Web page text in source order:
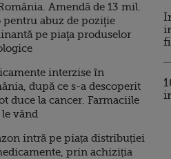
Amendă de 13 mil.
pentru abuz de poziţie
pe piaţa produselor
interzise în
după ce s-a descoperit
duce la cancer. Farmaciile
vând
intră pe piața distribuției
prin achiziția